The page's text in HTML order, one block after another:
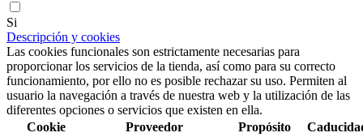
Si
Descripción y cookies
Las cookies funcionales son estrictamente necesarias para
proporcionar los servicios de la tienda, así como para su correcto
funcionamiento, por ello no es posible rechazar su uso. Permiten al
usuario la navegación a través de nuestra web y la utilización de las
diferentes opciones o servicios que existen en ella.
Cookie
Proveedor Propósito